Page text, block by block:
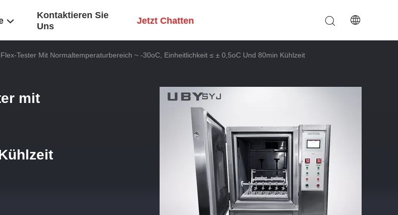
Kontaktieren Sie
Uns
Jetzt Chatten
Tester Mit Normaltemperaturbereich ~ -30oC, Einheitlichkeit ≤ ± 0,5oC Und 80min Kühlzeit
mit